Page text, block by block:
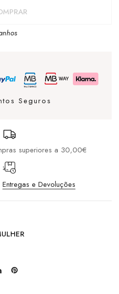
Seguros
superiores a 30,00€
Entregas e Devoluções